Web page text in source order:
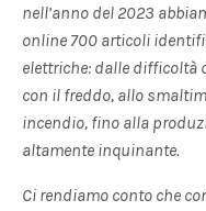
nell’anno del 2023
online 700 articoli
elettriche: dalle difficoltà
con il freddo, allo
incendio, fino alla
altamente inquinante.
Ci rendiamo conto che